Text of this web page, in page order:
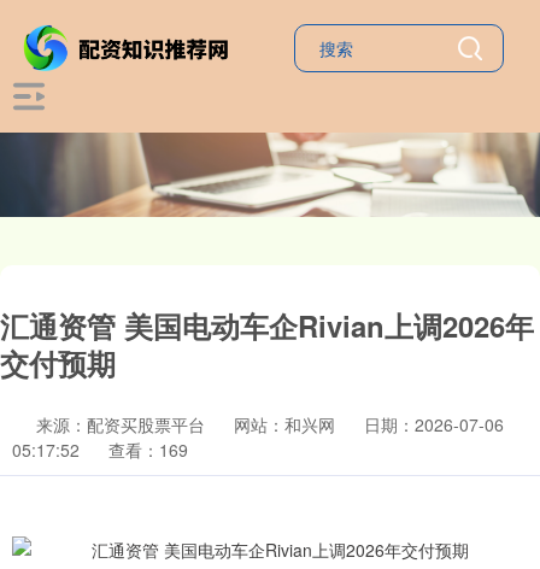
汇通资管 美国电动车企Rivian上调2026年
交付预期
来源：配资买股票平台 网站：和兴网
日期：2026-07-06
05:17:52
查看：169